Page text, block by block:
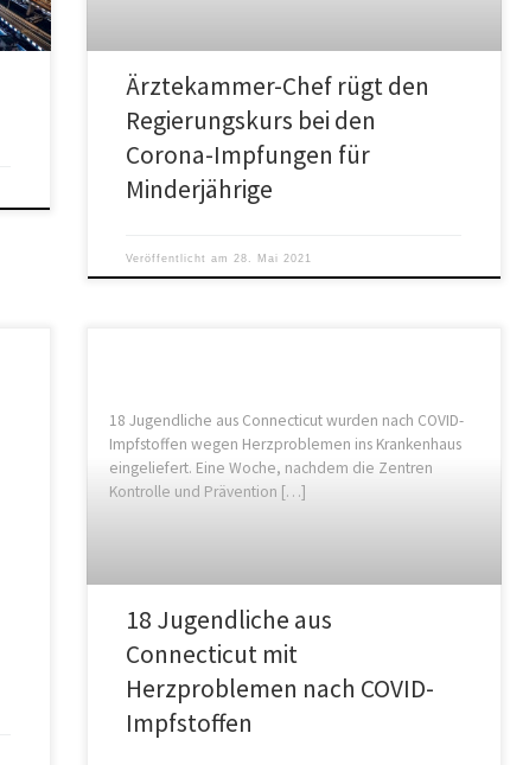
Ärztekammer-Chef rügt den
Regierungskurs bei den
Corona-Impfungen für
Minderjährige
Veröffentlicht am28. Mai 2021
18 Jugendliche aus Connecticut wurden nach COVID-
Impfstoffen wegen Herzproblemen ins Krankenhaus
eingeliefert. Eine Woche, nachdem die Zentren
Kontrolle und Prävention […]
18 Jugendliche aus
Connecticut mit
Herzproblemen nach COVID-
Impfstoffen